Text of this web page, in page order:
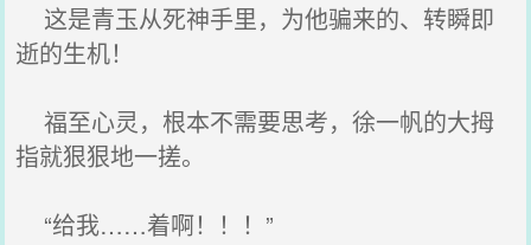
这是青玉从死神手里，为他骗来的、转瞬即
逝的生机！
福至心灵，根本不需要思考，徐一帆的大拇
指就狠狠地一搓。
“给我……着啊！！！”